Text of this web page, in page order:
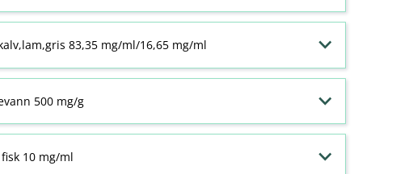
83,35 mg/ml/16,65 mg/ml
500 mg/g
10 mg/ml